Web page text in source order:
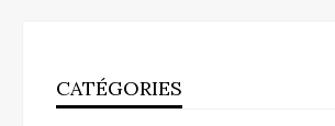
CATÉGORIES